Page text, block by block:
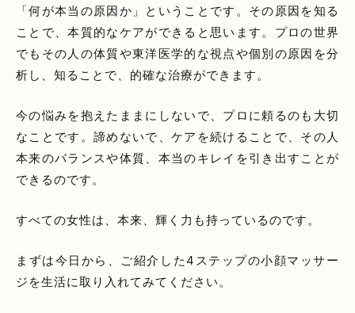
「何が本当の原因か」ということです。その原因を知る
ことで、本質的なケアができると思います。プロの世界
でもその人の体質や東洋医学的な視点や個別の原因を分
析し、知ることで、的確な治療ができます。
今の悩みを抱えたままにしないで、プロに頼るのも大切
なことです。諦めないで、ケアを続けることで、その人
本来のバランスや体質、本当のキレイを引き出すことが
できるのです。
すべての女性は、本来、輝く力も持っているのです。
まずは今日から、ご紹介した4ステップの小顔マッサー
ジを生活に取り入れてみてください。